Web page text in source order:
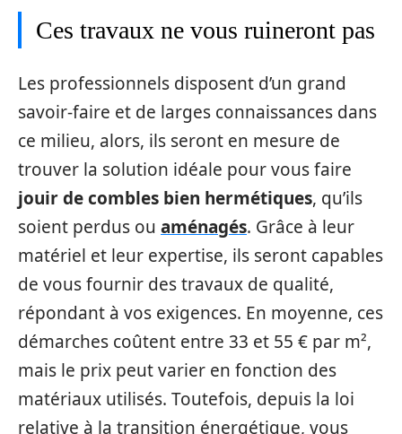
Ces travaux ne vous ruineront pas
Les professionnels disposent d’un grand
savoir-faire et de larges connaissances dans
ce milieu, alors, ils seront en mesure de
trouver la solution idéale pour vous faire
jouir de combles bien hermétiques, qu’ils
soient perdus ou aménagés. Grâce à leur
matériel et leur expertise, ils seront capables
de vous fournir des travaux de qualité,
répondant à vos exigences. En moyenne, ces
démarches coûtent entre 33 et 55 € par m²,
mais le prix peut varier en fonction des
matériaux utilisés. Toutefois, depuis la loi
relative à la transition énergétique, vous